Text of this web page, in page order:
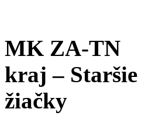
MK ZA-TN
kraj – Staršie
žiačky